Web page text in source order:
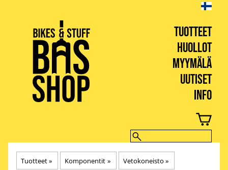
TUOTTEET
HUOLLOT
MYYMÄLÄ
UUTISET
INFO
BIKES & STUFF
Tuotteet‪» Komponentit ‪» Vetokoneisto ‪»